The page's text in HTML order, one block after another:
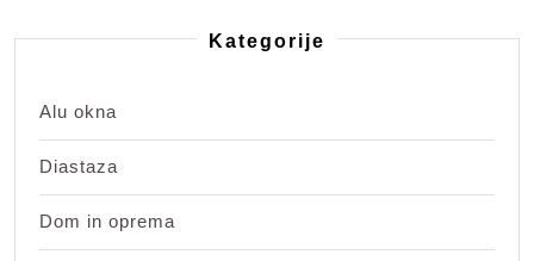
Kategorije
Alu okna
Diastaza
Dom in oprema